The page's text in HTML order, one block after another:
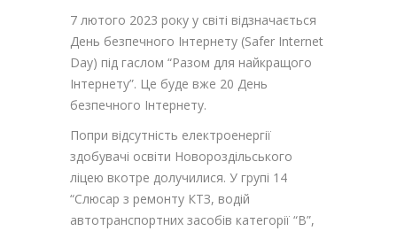
7 лютого 2023 року у світі відзначається
День безпечного Інтернету (Safer Internet
Day) під гаслом “Разом для найкращого
Інтернету”. Це буде вже 20 День
безпечного Інтернету.
Попри відсутність електроенергії
здобувачі освіти Новороздільського
ліцею вкотре долучилися. У групі 14
“Слюсар з ремонту КТЗ, водій
автотранспортних засобів категорії “B”,